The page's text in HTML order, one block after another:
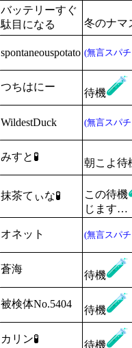
バッテリーすぐ
駄目になる
冬のナマ
spontaneouspotato (無言スパ
つちはにー
待機
WildestDuck
(無言スパ
みすと🧪
朝こよ待
抹茶てぃな🧪
この待機
じます…
オネット (無言スパ
蒼海
待機
被検体No.5404
待機
カリン🧪
待機